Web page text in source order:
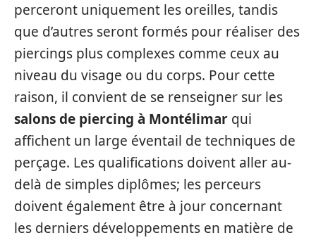
perceront uniquement les oreilles, tandis
que d’autres seront formés pour réaliser des
piercings plus complexes comme ceux au
niveau du visage ou du corps. Pour cette
raison, il convient de se renseigner sur les
salons de piercing à Montélimar qui
affichent un large éventail de techniques de
perçage. Les qualifications doivent aller au-
delà de simples diplômes; les perceurs
doivent également être à jour concernant
les derniers développements en matière de